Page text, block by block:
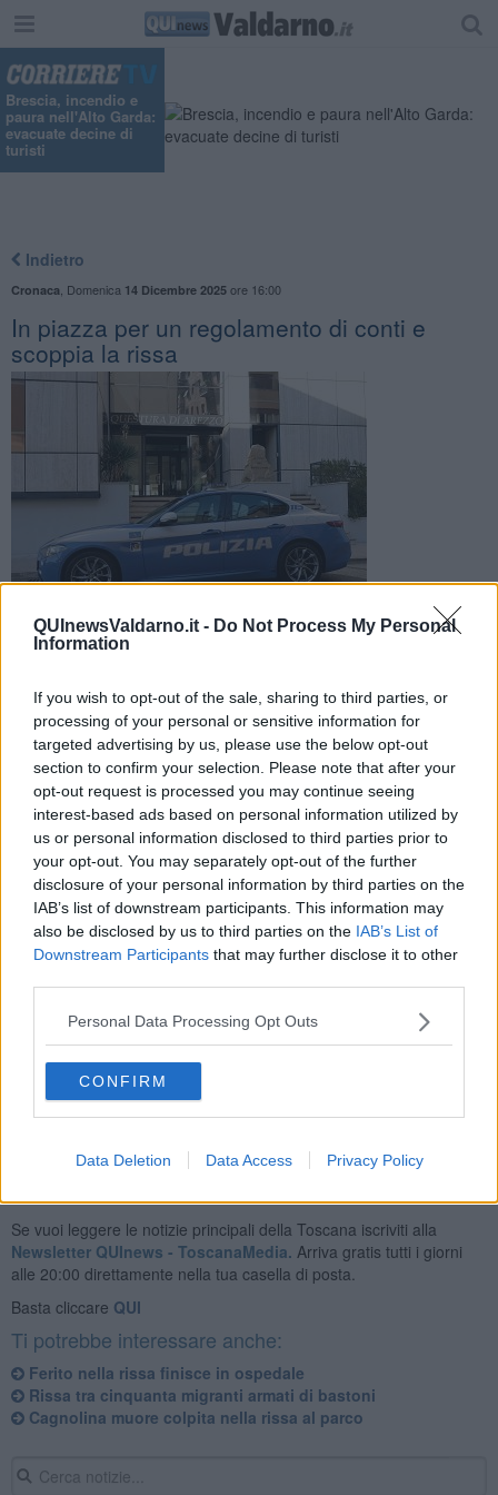
QUInewsValdarno.it - Do Not Process My Personal
Information
If you wish to opt-out of the sale, sharing to third parties, or
processing of your personal or sensitive information for
targeted advertising by us, please use the below opt-out
section to confirm your selection. Please note that after your
opt-out request is processed you may continue seeing
interest-based ads based on personal information utilized by
us or personal information disclosed to third parties prior to
your opt-out. You may separately opt-out of the further
disclosure of your personal information by third parties on the
IAB’s list of downstream participants. This information may
also be disclosed by us to third parties on the IAB’s List of
Downstream Participants that may further disclose it to other
Personal Data Processing Opt Outs
CONFIRM
Data Deletion Data Access Privacy Policy
Brescia, incendio e
paura nell'Alto Garda:
evacuate decine di
turisti
Indietro
Cronaca Domenica 14 Dicembre 2025ore 16:00
In piazza per un regolamento di conti e
scoppia la rissa
Cinque i Daspo emessi dal questore dopo l'episodio avvenuto
in centro in pieno giorno. Tra i destinatari tre sono minorenni
MONTEVARCHI —Si sarebbero dati appuntamento per un
regolamento di conti, poi degenerato inrissa.
Dopo l'episodio avvenuto a inizio Dicembre a Montevarchi, in
piazza Vittorio Veneto, il questore ha emesso5 Daspo urbani
- che prevedono il divieto di accesso nel centro cittadino per un
anno - nei confronti di altrettante persone che avrebbero preso
parte ai fatti.Tre di loro sono minorenni.
Nel corso di alcune perquisizioni, gli investigatori hanno trovato una
pistola taser, una pistola semiautomatica a salve modificata, un
machete e una mazza da baseball.
Se vuoi leggere le notizie principali della Toscana iscriviti alla
Newsletter QUInews - ToscanaMedia. Arriva gratis tutti i giorni
alle 20:00 direttamente nella tua casella di posta.
Basta cliccare QUI
Ti potrebbe interessare anche:
Ferito nella rissa finisce in ospedale
Rissa tra cinquanta migranti armati di bastoni
Cagnolina muore colpita nella rissa al parco